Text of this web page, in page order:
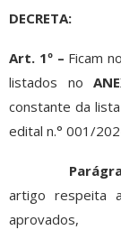
DECRETA:
Art. 1º – Ficam
listados no
constante da
edital n.° 001/
Parágrafo
artigo respeita